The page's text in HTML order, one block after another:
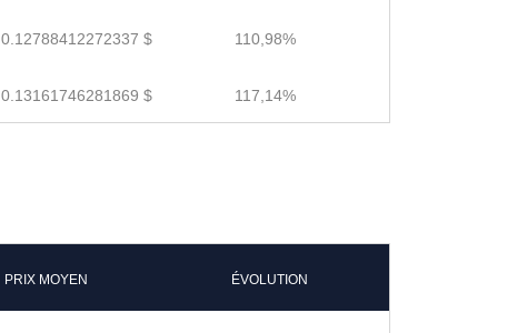
0.12788412272337 $ 110,98%
0.13161746281869 $ 117,14%
PRIX MOYEN ÉVOLUTION